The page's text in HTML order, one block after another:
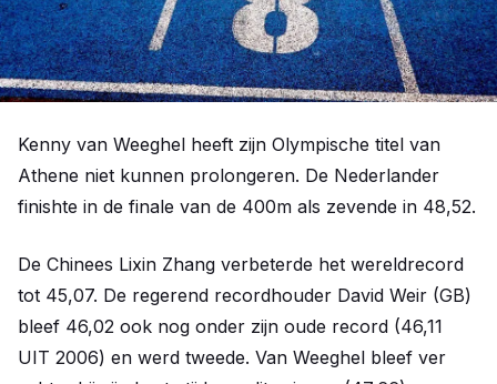
Kenny van Weeghel heeft zijn Olympische titel van
Athene niet kunnen prolongeren. De Nederlander
finishte in de finale van de 400m als zevende in 48,52.
De Chinees Lixin Zhang verbeterde het wereldrecord
tot 45,07. De regerend recordhouder David Weir (GB)
bleef 46,02 ook nog onder zijn oude record (46,11
UIT 2006) en werd tweede. Van Weeghel bleef ver